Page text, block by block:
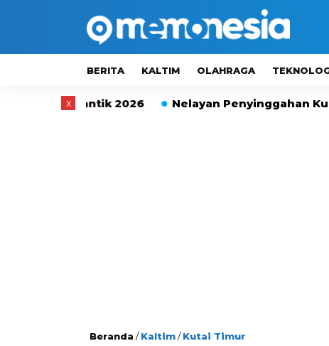
BERITA KALTIM OLAHRAGA
2026 Nelayan Penyinggahan Kubar
Beranda /Kaltim/Kutai Timur
x